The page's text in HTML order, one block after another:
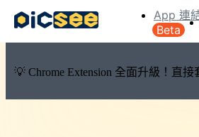
💡 Chrome Extension 全面升級！直
App 連
Beta